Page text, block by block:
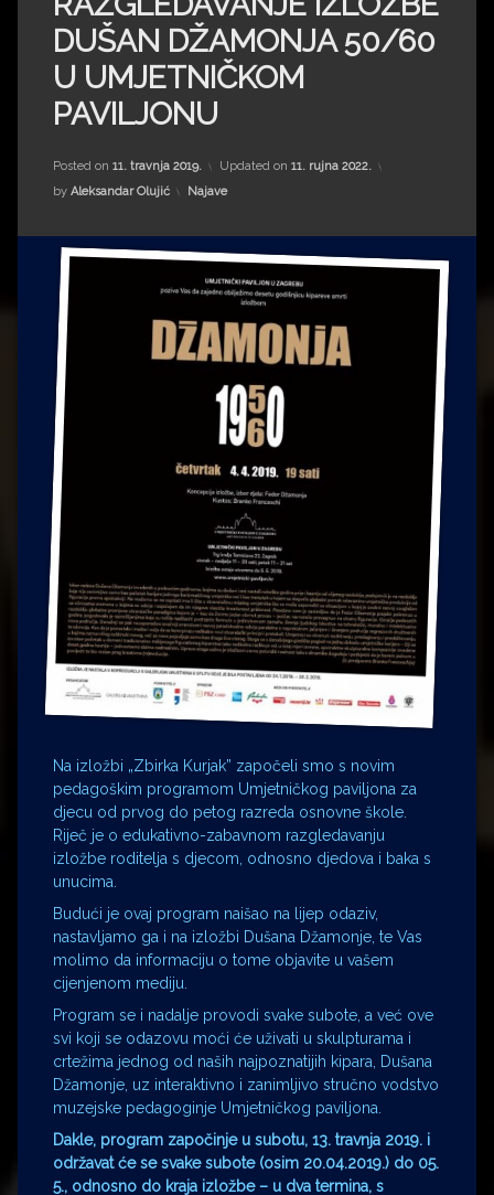
Impressum
Milenko Strižak
Drugi autori
Drugi autori
Matea Andrić
Ljiljana Lekanić-Kljaić
Mario Lovreković
Miroslav Šantek
DUŠAN DŽAMONJA 50/60
U UMJETNIČKOM
PAVILJONU
Posted on 11. travnja 2019. Updated on 11. rujna 2022.
by Aleksandar Olujić Kategorije:
Najave
Na izložbi „Zbirka Kurjak” započeli smo s novim
pedagoškim programom Umjetničkog paviljona za
djecu od prvog do petog razreda osnovne škole.
Riječ je o edukativno-zabavnom razgledavanju
izložbe roditelja s djecom, odnosno djedova i baka s
unucima.
Budući je ovaj program naišao na lijep odaziv,
nastavljamo ga i na izložbi Dušana Džamonje, te Vas
molimo da informaciju o tome objavite u vašem
cijenjenom mediju.
Program se i nadalje provodi svake subote, a već ove
svi koji se odazovu moći će uživati u skulpturama i
crtežima jednog od naših najpoznatijih kipara, Dušana
Džamonje, uz interaktivno i zanimljivo stručno vodstvo
muzejske pedagoginje Umjetničkog paviljona.
Dakle, program započinje u subotu, 13. travnja 2019. i
održavat će se svake subote (osim 20.04.2019.) do 05.
5., odnosno do kraja izložbe – u dva termina, s